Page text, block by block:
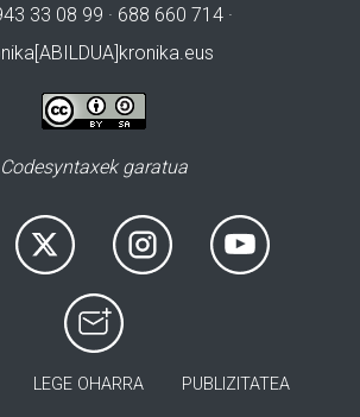
33 08 99 · 688 660 714 ·
Codesyntaxek garatua
LEGE OHARRA PUBLIZITATEA